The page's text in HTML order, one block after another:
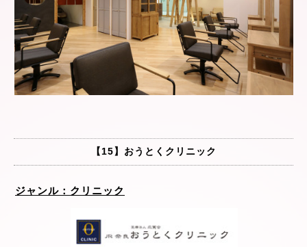
【15】おうとくクリニック
ジャンル：クリニック